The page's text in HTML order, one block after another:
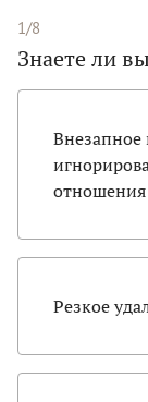
1/8
Знаете ли
отношения
Резкое